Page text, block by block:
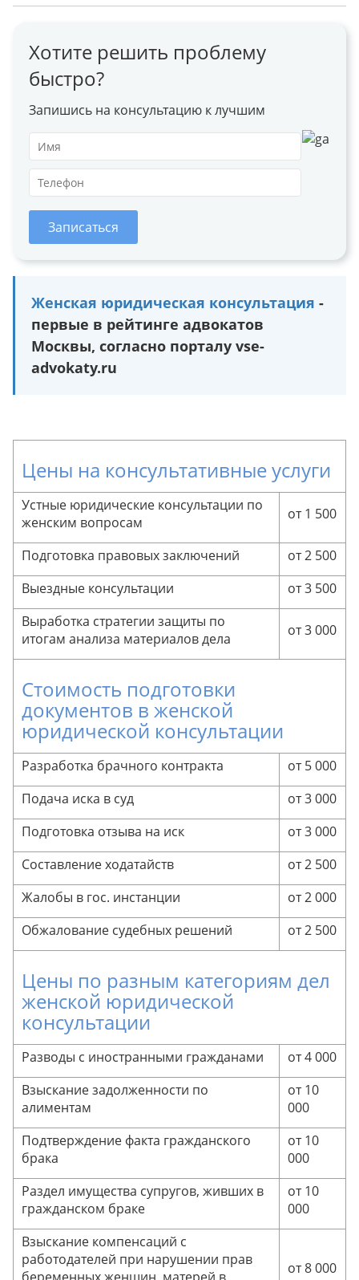
Хотите решить проблему
быстро?
Запишись на консультацию к лучшим
Записаться
Женская юридическая консультация -
первые в рейтинге адвокатов
Москвы, согласно порталу vse-
advokaty.ru
Цены на консультативные услуги
Устные юридические консультации по
женским вопросам
от 1 500
Подготовка правовых заключений
от 2 500
Выездные консультации
от 3 500
Выработка стратегии защиты по
итогам анализа материалов дела
от 3 000
Стоимость подготовки
документов в женской
юридической консультации
Разработка брачного контракта
от 5 000
Подача иска в суд
от 3 000
Подготовка отзыва на иск
от 3 000
Составление ходатайств
от 2 500
Жалобы в гос. инстанции
от 2 000
Обжалование судебных решений
от 2 500
Цены по разным категориям дел
женской юридической
консультации
Разводы с иностранными гражданами
от 4 000
Взыскание задолженности по
алиментам
от 10
000
Подтверждение факта гражданского
брака
от 10
000
Раздел имущества супругов, живших в
гражданском браке
от 10
000
Взыскание компенсаций с
работодателей при нарушении прав
от 8 000